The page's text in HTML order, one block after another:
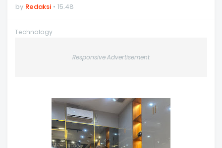
by Redaksi 15.48
Technology
Responsive Advertisement